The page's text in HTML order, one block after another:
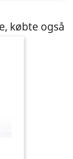
købte også